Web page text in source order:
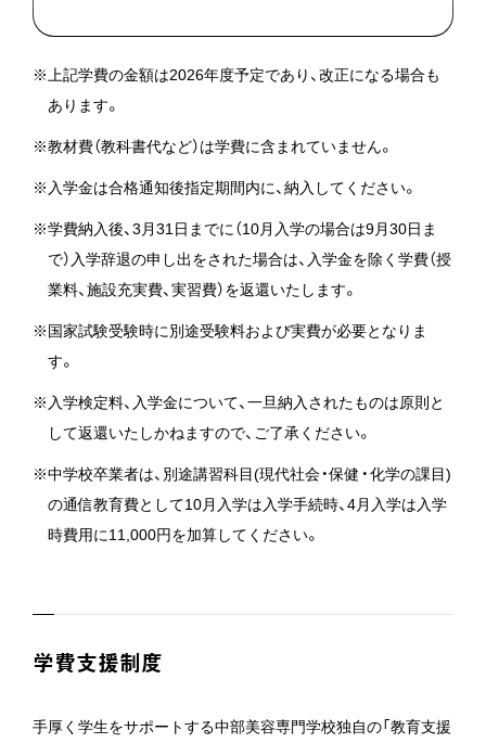
※上記学費の金額は2026年度予定であり、改正になる場合も
あります。
※教材費（教科書代など）は学費に含まれていません。
※入学金は合格通知後指定期間内に、納入してください。
※学費納入後、3月31日までに（10月入学の場合は9月30日ま
で）入学辞退の申し出をされた場合は、入学金を除く学費（授
業料、施設充実費、実習費）を返還いたします。
※国家試験受験時に別途受験料および実費が必要となりま
す。
※入学検定料、入学金について、一旦納入されたものは原則と
して返還いたしかねますので、ご了承ください。
※中学校卒業者は、別途講習科目(現代社会・保健・化学の課目)
の通信教育費として10月入学は入学手続時、4月入学は入学
時費用に11,000円を加算してください。
学費支援制度
手厚く学生をサポートする中部美容専門学校独自の「教育支援